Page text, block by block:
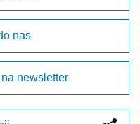
nas
newsletter